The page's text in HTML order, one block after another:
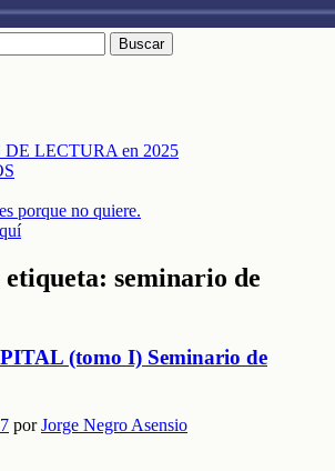
LECTURA en 2025
porque no quiere.
seminario de
(tomo I) Seminario de
porJorge Negro Asensio